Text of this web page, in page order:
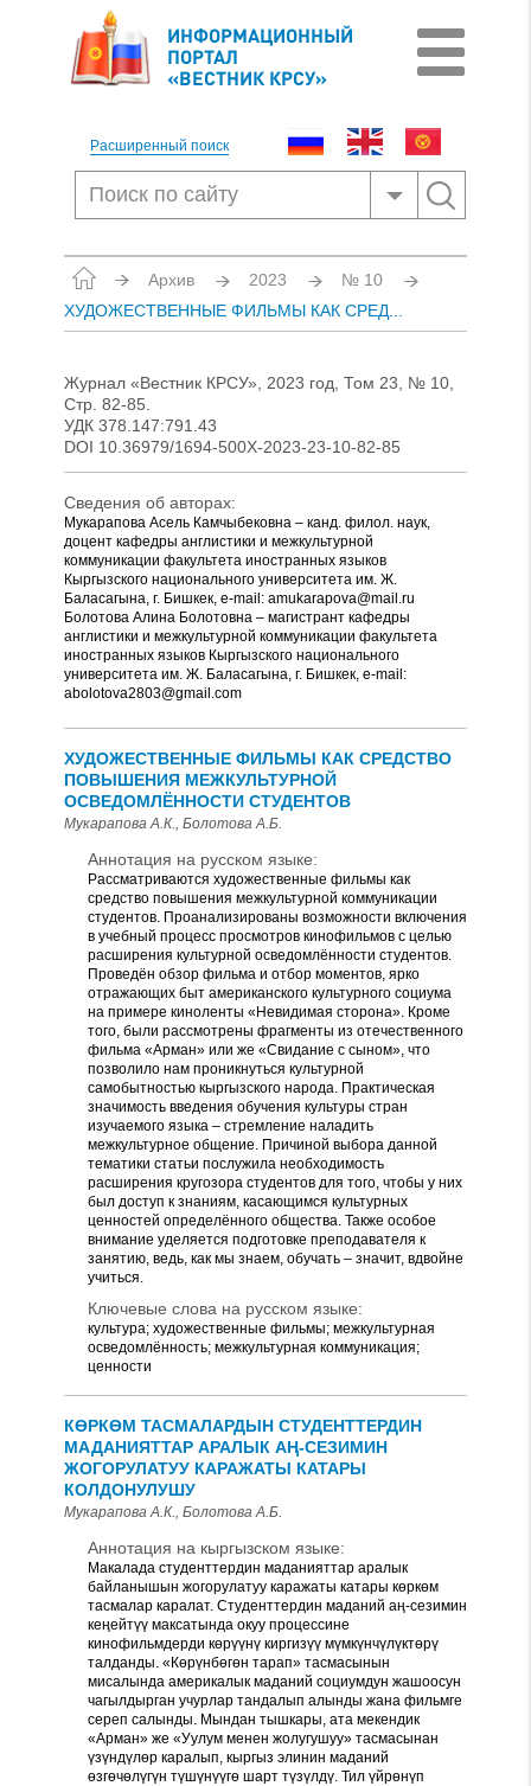
ИНФОРМАЦИОННЫЙ
ПОРТАЛ
«ВЕСТНИК КРСУ»
Расширенный поиск
Архив 2023
№ 10
ХУДОЖЕСТВЕННЫЕ ФИЛЬМЫ КАК СРЕД...
Журнал «Вестник КРСУ», 2023 год, Том 23, № 10,
Стр. 82-85.
УДК 378.147:791.43
DOI 10.36979/1694-500X-2023-23-10-82-85
Сведения об авторах:
Мукарапова Асель Камчыбековна – канд. филол. наук,
доцент кафедры англистики и межкультурной
коммуникации факультета иностранных языков
Кыргызского национального университета им. Ж.
Баласагына, г. Бишкек, e-mail: amukarapova@mail.ru
Болотова Алина Болотовна – магистрант кафедры
англистики и межкультурной коммуникации факультета
иностранных языков Кыргызского национального
университета им. Ж. Баласагына, г. Бишкек, e-mail:
abolotova2803@gmail.com
ХУДОЖЕСТВЕННЫЕ ФИЛЬМЫ КАК СРЕДСТВО
ПОВЫШЕНИЯ МЕЖКУЛЬТУРНОЙ
ОСВЕДОМЛЁННОСТИ СТУДЕНТОВ
Мукарапова А.К., Болотова А.Б.
Аннотация на русском языке:
Рассматриваются художественные фильмы как
средство повышения межкультурной коммуникации
студентов. Проанализированы возможности включения
в учебный процесс просмотров кинофильмов с целью
расширения культурной осведомлённости студентов.
Проведён обзор фильма и отбор моментов, ярко
отражающих быт американского культурного социума
на примере киноленты «Невидимая сторона». Кроме
того, были рассмотрены фрагменты из отечественного
фильма «Арман» или же «Свидание с сыном», что
позволило нам проникнуться культурной
самобытностью кыргызского народа. Практическая
значимость введения обучения культуры стран
изучаемого языка – стремление наладить
межкультурное общение. Причиной выбора данной
тематики статьи послужила необходимость
расширения кругозора студентов для того, чтобы у них
был доступ к знаниям, касающимся культурных
ценностей определённого общества. Также особое
внимание уделяется подготовке преподавателя к
занятию, ведь, как мы знаем, обучать – значит, вдвойне
учиться.
Ключевые слова на русском языке:
культура; художественные фильмы; межкультурная
осведомлённость; межкультурная коммуникация;
ценности
КӨРКӨМ ТАСМАЛАРДЫН СТУДЕНТТЕРДИН
МАДАНИЯТТАР АРАЛЫК АҢ-СЕЗИМИН
ЖОГОРУЛАТУУ КАРАЖАТЫ КАТАРЫ
КОЛДОНУЛУШУ
Мукарапова А.К., Болотова А.Б.
Аннотация на кыргызском языке:
Макалада студенттердин маданияттар аралык
байланышын жогорулатуу каражаты катары көркөм
тасмалар каралат. Студенттердин маданий аң-сезимин
кеңейтүү максатында окуу процессине
кинофильмдерди көрүүнү киргизүү мүмкүнчүлүктөрү
талданды. «Көрүнбөгөн тарап» тасмасынын
мисалында америкалык маданий социумдун жашоосун
чагылдырган учурлар тандалып алынды жана фильмге
сереп салынды. Мындан тышкары, ата мекендик
«Арман» же «Уулум менен жолугушуу» тасмасынан
үзүндүлөр каралып, кыргыз элинин маданий
өзгөчөлүгүн түшүнүүгө шарт түзүлдү. Тил үйрөнүп